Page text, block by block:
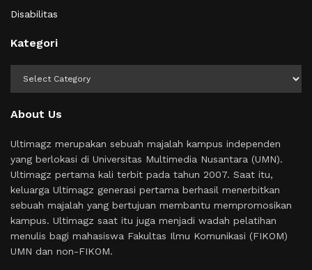
Disabilitas
Kategori
About Us
Ultimagz merupakan sebuah majalah kampus independen
yang berlokasi di Universitas Multimedia Nusantara (UMN).
Ultimagz pertama kali terbit pada tahun 2007. Saat itu,
keluarga Ultimagz generasi pertama berhasil menerbitkan
sebuah majalah yang bertujuan membantu mempromosikan
kampus. Ultimagz saat itu juga menjadi wadah pelatihan
menulis bagi mahasiswa Fakultas Ilmu Komunikasi (FIKOM)
UMN dan non-FIKOM.